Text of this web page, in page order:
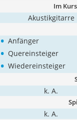
Im
Akustikgitarre
• Anfänger
• Quereinsteiger
• Wiedereinsteiger
k. A.
k. A.